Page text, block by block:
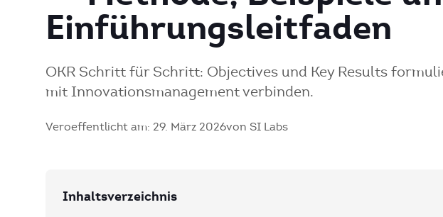
Einführungsleitfaden
OKR Schritt für Schritt: Objectives und Key Results
mit Innovationsmanagement verbinden.
Veroeffentlicht am: 29. März 2026von SI Labs
Inhaltsverzeichnis